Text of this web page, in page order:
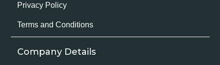
Privacy Policy
Terms and Conditions
Company Details